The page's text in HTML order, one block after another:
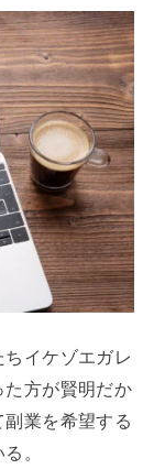
イケゾエガレ
た方が賢明だか
業を希望する
。